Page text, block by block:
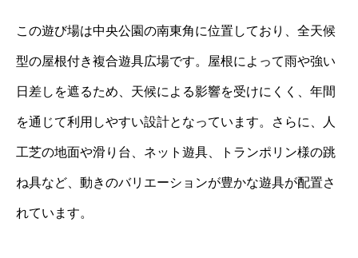
この遊び場は中央公園の南東角に位置しており、全天候
型の屋根付き複合遊具広場です。屋根によって雨や強い
日差しを遮るため、天候による影響を受けにくく、年間
を通じて利用しやすい設計となっています。さらに、人
工芝の地面や滑り台、ネット遊具、トランポリン様の跳
ね具など、動きのバリエーションが豊かな遊具が配置さ
れています。